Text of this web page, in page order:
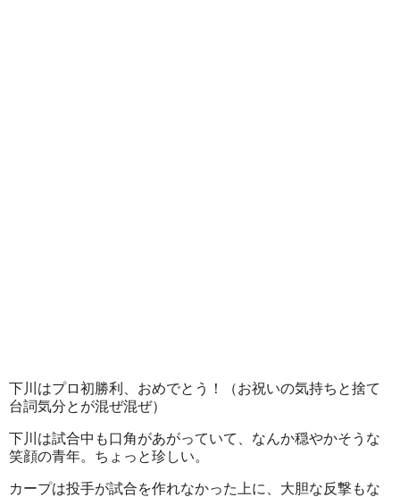
下川はプロ初勝利、おめでとう！
（お祝いの気持ちと捨て
台詞気分とが混ぜ混ぜ）
下川は試合中も口角があがっていて、なんか穏やかそうな
笑顔の青年。ちょっと珍しい。
カープは投手が試合を作れなかった上に、大胆な反撃もな